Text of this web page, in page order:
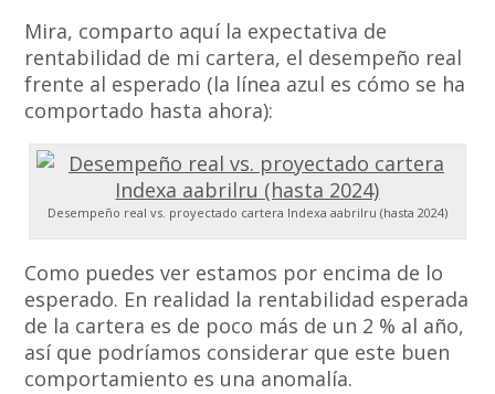
Mira, comparto aquí la expectativa de
rentabilidad de mi cartera, el desempeño real
frente al esperado (la línea azul es cómo se ha
comportado hasta ahora):
Desempeño real vs. proyectado cartera Indexa aabrilru (hasta 2024)
Como puedes ver estamos por encima de lo
esperado. En realidad la rentabilidad esperada
de la cartera es de poco más de un 2 % al año,
así que podríamos considerar que este buen
comportamiento es una anomalía.